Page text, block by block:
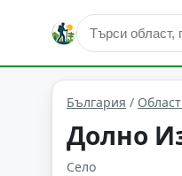
Долно Изворово
България / Област
Долно
Село